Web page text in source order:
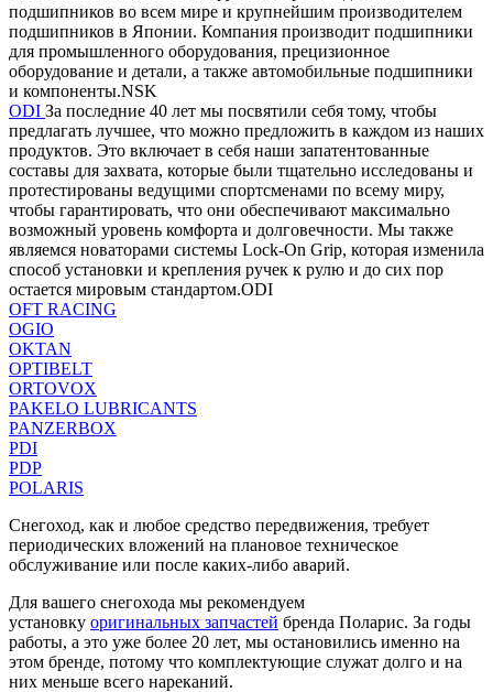
подшипников во всем мире и крупнейшим производителем
подшипников в Японии. Компания производит подшипники
для промышленного оборудования, прецизионное
оборудование и детали, а также автомобильные подшипники
и компоненты.NSK
ODI За последние 40 лет мы посвятили себя тому, чтобы
предлагать лучшее, что можно предложить в каждом из наших
продуктов. Это включает в себя наши запатентованные
составы для захвата, которые были тщательно исследованы и
протестированы ведущими спортсменами по всему миру,
чтобы гарантировать, что они обеспечивают максимально
возможный уровень комфорта и долговечности. Мы также
являемся новаторами системы Lock-On Grip, которая изменила
способ установки и крепления ручек к рулю и до сих пор
остается мировым стандартом.ODI
OFT RACING
OGIO
OKTAN
OPTIBELT
ORTOVOX
PAKELO LUBRICANTS
PANZERBOX
PDI
PDP
POLARIS
Снегоход, как и любое средство передвижения, требует
периодических вложений на плановое техническое
обслуживание или после каких-либо аварий.
Для вашего снегохода мы рекомендуем
установку оригинальных запчастей бренда Поларис. За годы
работы, а это уже более 20 лет, мы остановились именно на
этом бренде, потому что комплектующие служат долго и на
них меньше всего нареканий.